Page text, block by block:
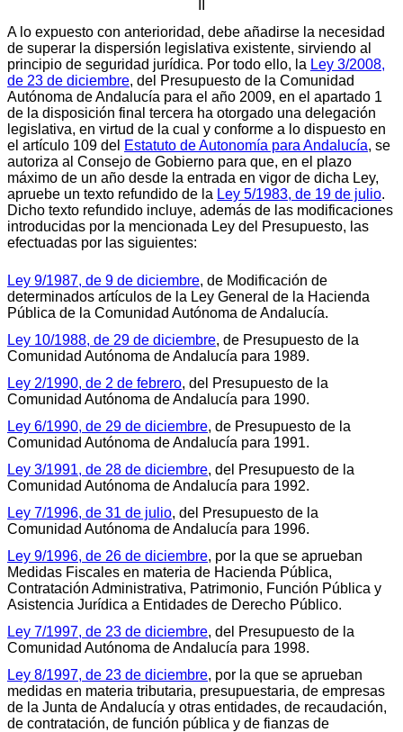
A lo expuesto con anterioridad, debe añadirse la necesidad
de superar la dispersión legislativa existente, sirviendo al
principio de seguridad jurídica. Por todo ello, la Ley 3/2008,
de 23 de diciembre, del Presupuesto de la Comunidad
Autónoma de Andalucía para el año 2009, en el apartado 1
de la disposición final tercera ha otorgado una delegación
legislativa, en virtud de la cual y conforme a lo dispuesto en
el artículo 109 del Estatuto de Autonomía para Andalucía, se
autoriza al Consejo de Gobierno para que, en el plazo
máximo de un año desde la entrada en vigor de dicha Ley,
apruebe un texto refundido de la Ley 5/1983, de 19 de julio.
Dicho texto refundido incluye, además de las modificaciones
introducidas por la mencionada Ley del Presupuesto, las
efectuadas por las siguientes:
Ley 9/1987, de 9 de diciembre, de Modificación de
determinados artículos de la Ley General de la Hacienda
Pública de la Comunidad Autónoma de Andalucía.
Ley 10/1988, de 29 de diciembre, de Presupuesto de la
Comunidad Autónoma de Andalucía para 1989.
Ley 2/1990, de 2 de febrero, del Presupuesto de la
Comunidad Autónoma de Andalucía para 1990.
Ley 6/1990, de 29 de diciembre, de Presupuesto de la
Comunidad Autónoma de Andalucía para 1991.
Ley 3/1991, de 28 de diciembre, del Presupuesto de la
Comunidad Autónoma de Andalucía para 1992.
Ley 7/1996, de 31 de julio, del Presupuesto de la
Comunidad Autónoma de Andalucía para 1996.
Ley 9/1996, de 26 de diciembre, por la que se aprueban
Medidas Fiscales en materia de Hacienda Pública,
Contratación Administrativa, Patrimonio, Función Pública y
Asistencia Jurídica a Entidades de Derecho Público.
Ley 7/1997, de 23 de diciembre, del Presupuesto de la
Comunidad Autónoma de Andalucía para 1998.
Ley 8/1997, de 23 de diciembre, por la que se aprueban
medidas en materia tributaria, presupuestaria, de empresas
de la Junta de Andalucía y otras entidades, de recaudación,
de contratación, de función pública y de fianzas de